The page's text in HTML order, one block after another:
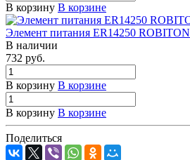
В корзину В корзине
Элемент питания ER14250 ROBITON
В наличии
732 руб.
В корзину В корзине
В корзину В корзине
Поделиться